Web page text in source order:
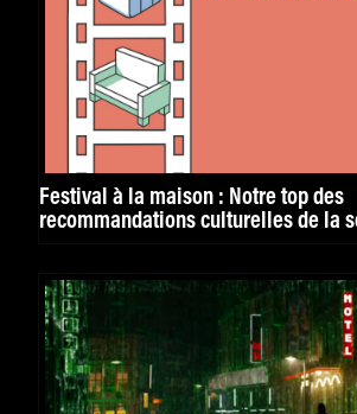
Festival à la maison : Notre top des
recommandations culturelles de la